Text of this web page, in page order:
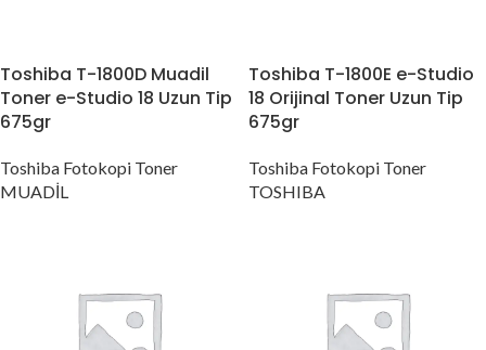
Toshiba T-1800D Muadil
Toner e-Studio 18 Uzun Tip
675gr
Toshiba Fotokopi Toner
MUADİL
Toshiba T-1800E e-Studio
18 Orijinal Toner Uzun Tip
675gr
Toshiba Fotokopi Toner
TOSHIBA